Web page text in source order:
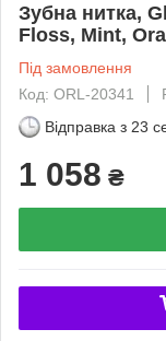
Зубна нитка,
Floss, Mint,
Під замовлення
Код: ORL-20341
Відправка з 23
1 058 ₴